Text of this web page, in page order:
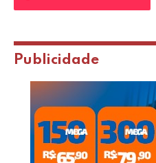
Publicidade